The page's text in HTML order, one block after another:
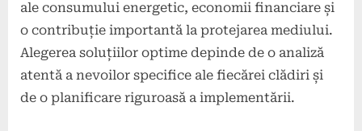
ale consumului energetic, economii financiare și
o contribuție importantă la protejarea mediului.
Alegerea soluțiilor optime depinde de o analiză
atentă a nevoilor specifice ale fiecărei clădiri și
de o planificare riguroasă a implementării.